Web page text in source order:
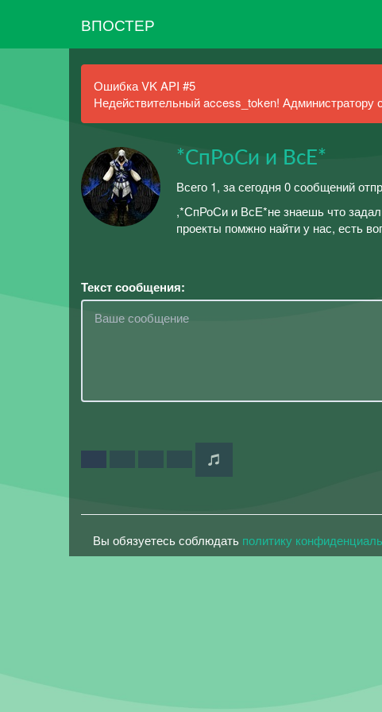
ВПОСТЕР
Ошибка VK API #5
Недействительный access_token! Администратору
*СпРоСи и ВсЕ*
Всего 1, за сегодня 0 сообщений
,*СпРоСи и ВсЕ*не знаешь что
проекты помжно найти у нас, есть
Текст сообщения:
Вы обязуетесь соблюдать политику